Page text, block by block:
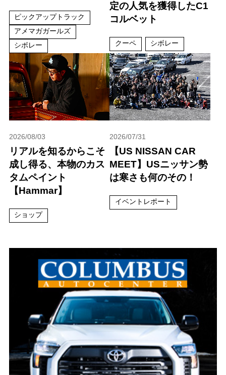
ピックアップトラック
アメマガガールズ
シボレー
定の人気を獲得したC1
コルベット
クーペ シボレー
2026/08/03
リアルを知るからこそ
成し得る、本物のカス
タムペイント
【Hammar】
ショップ
2026/07/31
【US NISSAN CAR
MEET】USニッサン勢
は寒さも何のその！
イベントレポート